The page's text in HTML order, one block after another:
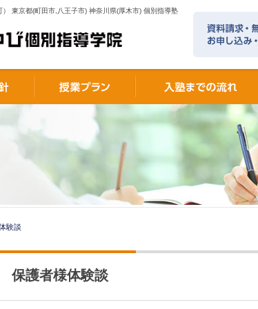
東京都(町田市,八王子市) 神奈川県(厚木市) 個別指導塾
験談
保護者様体験談